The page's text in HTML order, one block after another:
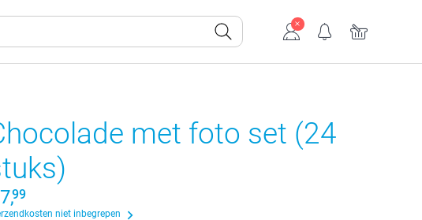
met foto set (24
99
niet inbegrepen